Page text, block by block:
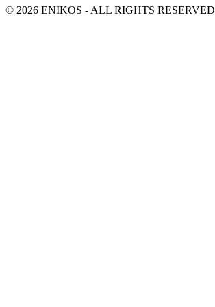
© 2026 ENIKOS - ALL RIGHTS RESERVED